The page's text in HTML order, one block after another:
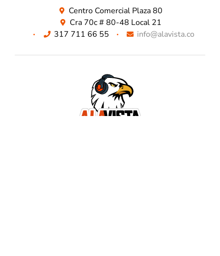
Centro Comercial Plaza 80
Cra 70c # 80-48 Local 21
317 711 66 55
info@alavista.co